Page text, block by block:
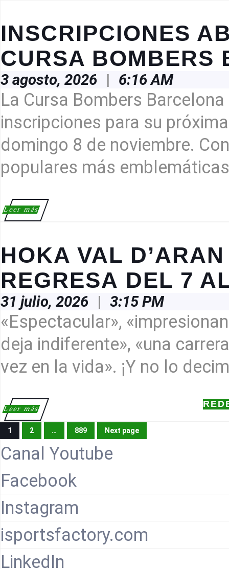
INSCRIPCIONES
CURSA BOMBERS
3 agosto, 2026 2026| 6:16 AM
La Cursa Bombers
inscripciones para su
domingo 8 de noviembre.
populares más emblemáticas
Leer másLeer
más
HOKA VAL
REGRESA DEL 7
31 julio, 2026 2026| 3:15 PM
«Espectacular»,
deja indiferente», «una
vez en la vida». ¡Y no lo
Leer másLeer
más
NAVEGACIÓN
DE
ENTRADAS
1 2 … 889 Next page
Canal Youtube
Facebook
Instagram
isportsfactory.com
LinkedIn